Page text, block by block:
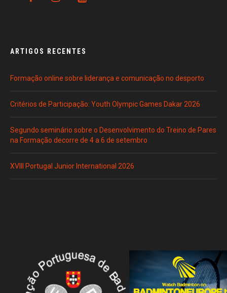
ARTIGOS RECENTES
Formação online sobre liderança e comunicação no desporto
Critérios de Participação: Youth Olympic Games Dakar 2026
Segundo seminário sobre o Desenvolvimento do Treino de Pares
na Formação decorre de 4 a 6 de setembro
XVIII Portugal Junior International 2026